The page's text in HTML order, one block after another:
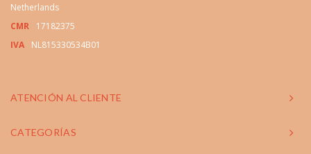
Netherlands
CMR
17182375
IVA
NL815330534B01
ATENCIÓN AL CLIENTE
CATEGORÍAS